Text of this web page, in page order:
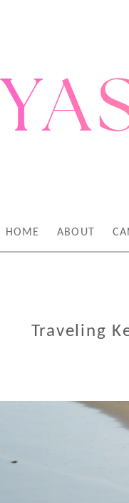
HOME ABOUT
Traveling